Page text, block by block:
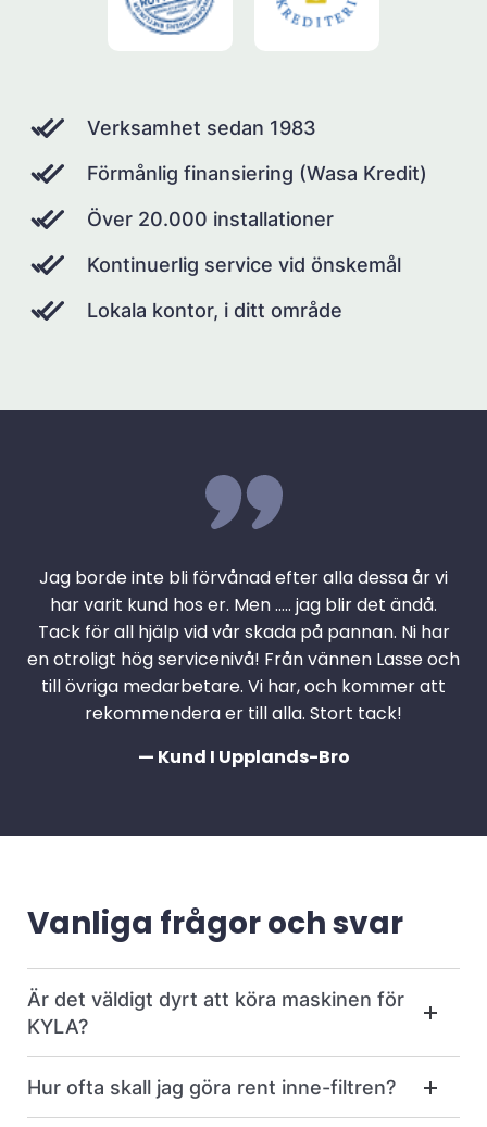
Verksamhet sedan 1983
Förmånlig finansiering (Wasa Kredit)
Över 20.000 installationer
Kontinuerlig service vid önskemål
Lokala kontor, i ditt område
Jag borde inte bli förvånad efter alla dessa år vi
har varit kund hos er. Men ….. jag blir det ändå.
Tack för all hjälp vid vår skada på pannan. Ni har
en otroligt hög servicenivå! Från vännen Lasse och
till övriga medarbetare. Vi har, och kommer att
rekommendera er till alla. Stort tack!
— Kund I Upplands-Bro
Vanliga frågor och svar
Är det väldigt dyrt att köra maskinen för
KYLA?
Hur ofta skall jag göra rent inne-filtren?